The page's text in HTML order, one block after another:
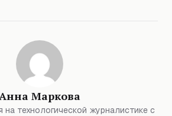
Анна Маркова
на технологической журналистике с